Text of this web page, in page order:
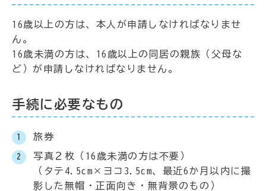
16歳以上の方は、本人が申請しなければなりませ
ん。
16歳未満の方は、16歳以上の同居の親族（父母な
ど）が申請しなければなりません。
手続に必要なもの
旅券
写真２枚（16歳未満の方は不要）
（タテ4.5cm×ヨコ3.5cm、最近6か月以内に撮
影した無帽・正面向き・無背景のもの）